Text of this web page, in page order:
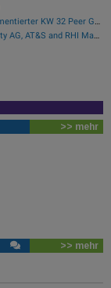
Mayr-Melnhof und Palfinger vs. RHI und Andritz – kommentierter KW 32 Peer Group Watch Zykliker Österreich
21st Austria weekly - ATX TR at 16715.01 - Bajaj Mobility AG, AT&S and RHI Magnesita best-performing, Österreichische Post with weakest performance (08/08/2026)
>> mehr
>> mehr